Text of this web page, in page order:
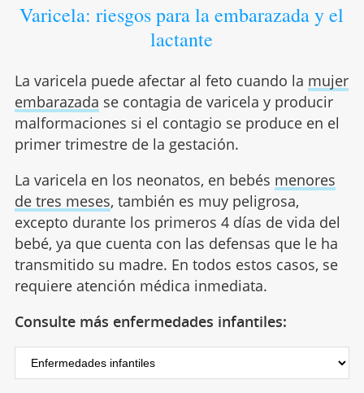
Varicela: riesgos para la embarazada y el
lactante
La varicela puede afectar al feto cuando la mujer
embarazada se contagia de varicela y producir
malformaciones si el contagio se produce en el
primer trimestre de la gestación.
La varicela en los neonatos, en bebés menores
de tres meses, también es muy peligrosa,
excepto durante los primeros 4 días de vida del
bebé, ya que cuenta con las defensas que le ha
transmitido su madre. En todos estos casos, se
requiere atención médica inmediata.
Consulte más enfermedades infantiles: